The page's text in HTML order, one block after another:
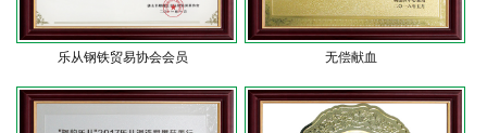
乐从钢铁贸易协会会员 无偿献血